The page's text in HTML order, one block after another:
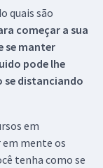
quais são
começar a sua
se manter
pode lhe
se distanciando
em
mente os
tenha como se